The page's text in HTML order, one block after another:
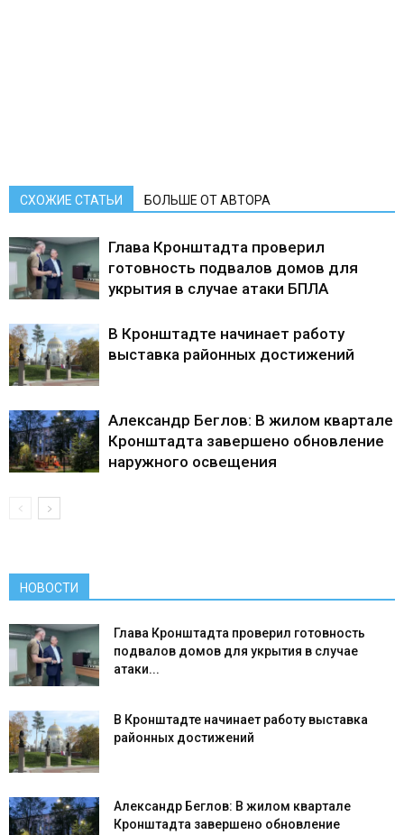
СХОЖИЕ СТАТЬИ БОЛЬШЕ ОТ АВТОРА
Глава Кронштадта проверил
готовность подвалов домов для
укрытия в случае атаки БПЛА
В Кронштадте начинает работу
выставка районных достижений
Александр Беглов: В жилом квартале
Кронштадта завершено обновление
наружного освещения
НОВОСТИ
Глава Кронштадта проверил готовность
подвалов домов для укрытия в случае
атаки...
В Кронштадте начинает работу выставка
районных достижений
Александр Беглов: В жилом квартале
Кронштадта завершено обновление